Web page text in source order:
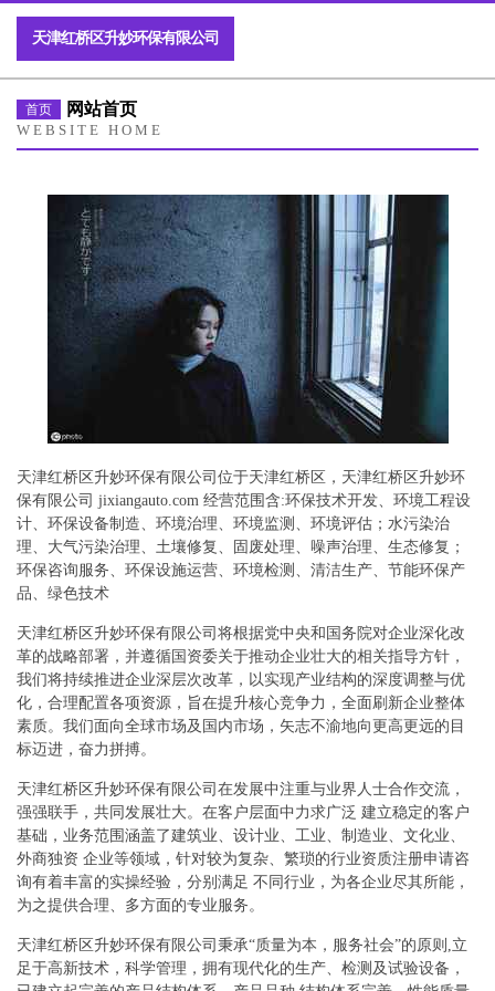
天津红桥区升妙环保有限公司
首页 网站首页
WEBSITE HOME
天津红桥区升妙环保有限公司位于天津红桥区，天津红桥区升妙环
保有限公司 jixiangauto.com 经营范围含:环保技术开发、环境工程设
计、环保设备制造、环境治理、环境监测、环境评估；水污染治
理、大气污染治理、土壤修复、固废处理、噪声治理、生态修复；
环保咨询服务、环保设施运营、环境检测、清洁生产、节能环保产
品、绿色技术
天津红桥区升妙环保有限公司将根据党中央和国务院对企业深化改
革的战略部署，并遵循国资委关于推动企业壮大的相关指导方针，
我们将持续推进企业深层次改革，以实现产业结构的深度调整与优
化，合理配置各项资源，旨在提升核心竞争力，全面刷新企业整体
素质。我们面向全球市场及国内市场，矢志不渝地向更高更远的目
标迈进，奋力拼搏。
天津红桥区升妙环保有限公司在发展中注重与业界人士合作交流，
强强联手，共同发展壮大。在客户层面中力求广泛 建立稳定的客户
基础，业务范围涵盖了建筑业、设计业、工业、制造业、文化业、
外商独资 企业等领域，针对较为复杂、繁琐的行业资质注册申请咨
询有着丰富的实操经验，分别满足 不同行业，为各企业尽其所能，
为之提供合理、多方面的专业服务。
天津红桥区升妙环保有限公司秉承“质量为本，服务社会”的原则,立
足于高新技术，科学管理，拥有现代化的生产、检测及试验设备，